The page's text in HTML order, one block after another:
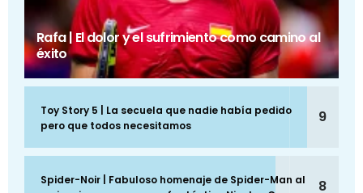
Rafa | El dolor y el sufrimiento como camino al
éxito
Toy Story 5 | La secuela que nadie había pedido
pero que todos necesitamos
9
Spider-Noir | Fabuloso homenaje de Spider-Man al
8